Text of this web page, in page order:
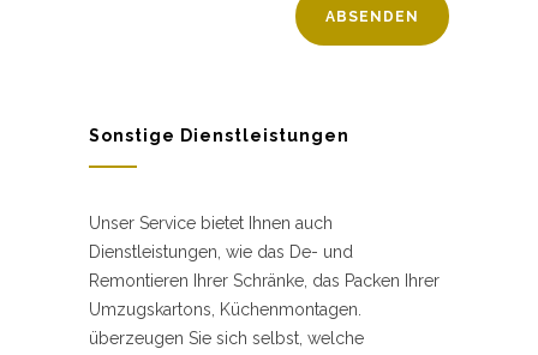
Sonstige Dienstleistungen
Unser Service bietet Ihnen auch
Dienstleistungen, wie das De- und
Remontieren Ihrer Schränke, das Packen Ihrer
Umzugskartons, Küchenmontagen.
überzeugen Sie sich selbst, welche